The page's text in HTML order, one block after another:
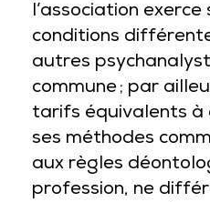
l’association
conditions
autres
commune ; par
tarifs équivalents à
ses méthodes
aux règles
profession, ne